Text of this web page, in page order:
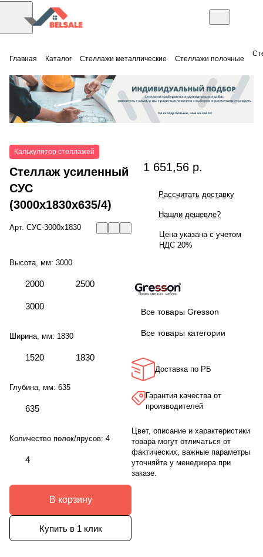
Главная Каталог Стеллажи металлические Стеллажи полочные
Калькулятор стеллажей
Стеллаж усиленный
СУС
(3000x1830x635/4)
Арт. СУС-3000х1830
Высота, мм: 3000
2000 2500
3000
Ширина, мм: 1830
1520 1830
Глубина, мм: 635
635
Количество полок/ярусов: 4
4
В корзину
Купить в 1 клик
1 651,56 р.
Рассчитать доставку
Нашли дешевле?
Цена указана с учетом
НДС 20%
Все товары Gresson
Все товары категории
Доставка по РБ
Гарантия качества от
производителей
Цвет, описание и характеристики
товара могут отличаться от
фактических, важные параметры
уточняйте у менеджера при
заказе.